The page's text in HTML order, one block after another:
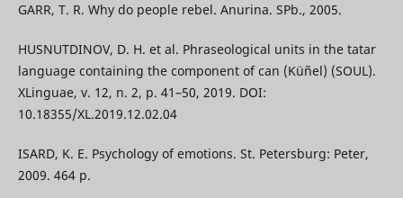
GARR, T. R. Why do people rebel. Anurina. SPb., 2005.
HUSNUTDINOV, D. H. et al. Phraseological units in the tatar
language containing the component of can (Küñel) (SOUL).
XLinguae, v. 12, n. 2, p. 41–50, 2019. DOI:
10.18355/XL.2019.12.02.04
ISARD, K. E. Psychology of emotions. St. Petersburg: Peter,
2009. 464 p.